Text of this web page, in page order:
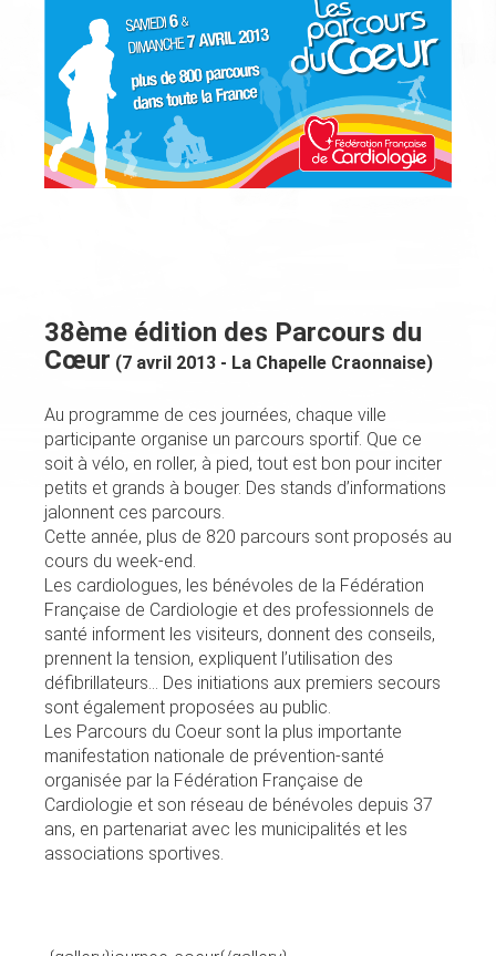
38ème édition des Parcours du
Cœur (7 avril 2013 - La Chapelle Craonnaise)
Au programme de ces journées, chaque ville
participante organise un parcours sportif. Que ce
soit à vélo, en roller, à pied, tout est bon pour inciter
petits et grands à bouger. Des stands d’informations
jalonnent ces parcours.
Cette année, plus de 820 parcours sont proposés au
cours du week-end.
Les cardiologues, les bénévoles de la Fédération
Française de Cardiologie et des professionnels de
santé informent les visiteurs, donnent des conseils,
prennent la tension, expliquent l’utilisation des
défibrillateurs... Des initiations aux premiers secours
sont également proposées au public.
Les Parcours du Coeur sont la plus importante
manifestation nationale de prévention-santé
organisée par la Fédération Française de
Cardiologie et son réseau de bénévoles depuis 37
ans, en partenariat avec les municipalités et les
associations sportives.